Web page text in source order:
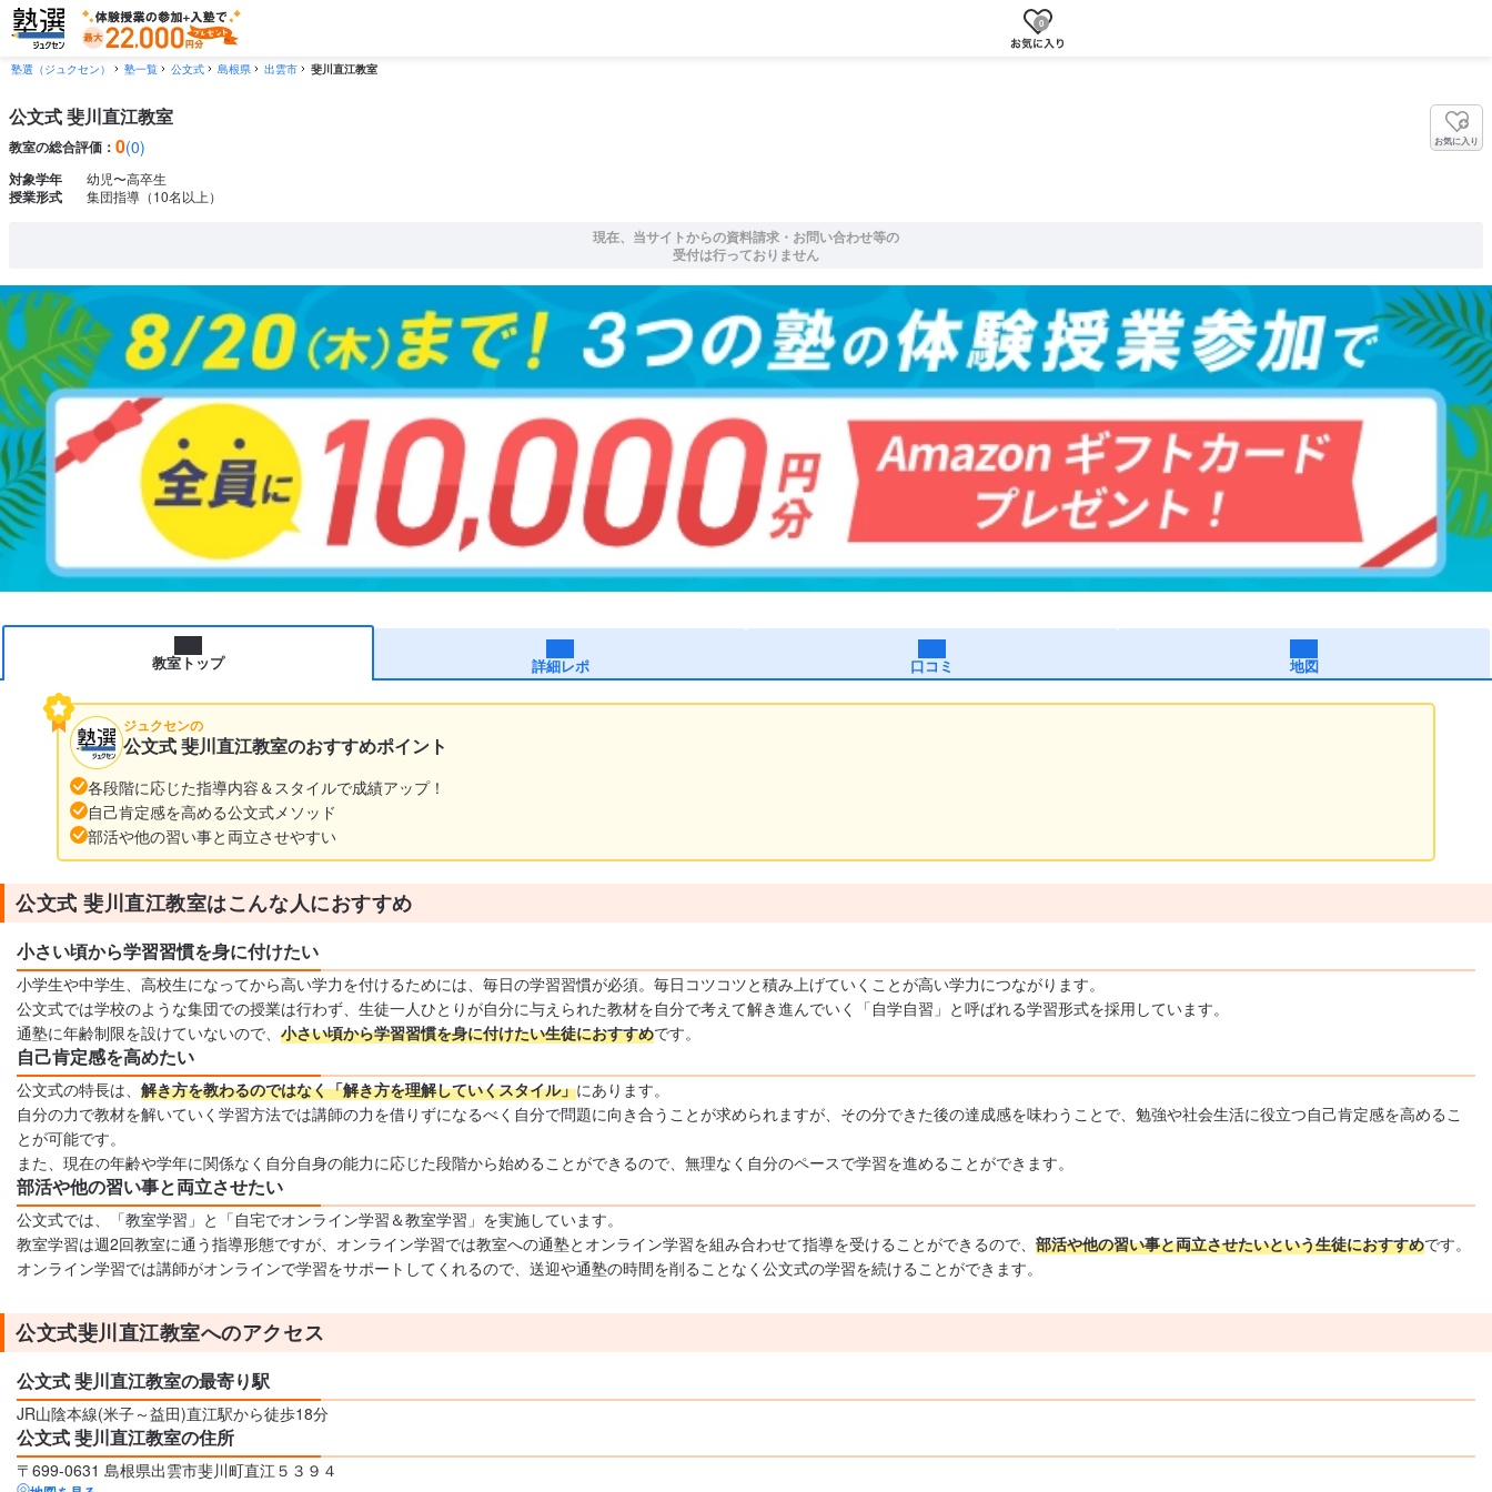
0
塾選（ジュクセン） 塾一覧 公文式 島根県 出雲市 斐川直江教室
公文式 斐川直江教室
教室の総合評価： 0(0) お気に入り
対象学年 幼児〜高卒生
授業形式 集団指導（10名以上）
現在、当サイトからの資料請求・お問い合わせ等の
受付は行っておりません
教室トップ 詳細レポ 口コミ 地図
ジュクセンの
公文式 斐川直江教室のおすすめポイント
各段階に応じた指導内容＆スタイルで成績アップ！
自己肯定感を高める公文式メソッド
部活や他の習い事と両立させやすい
公文式 斐川直江教室はこんな人におすすめ
小さい頃から学習習慣を身に付けたい
小学生や中学生、高校生になってから高い学力を付けるためには、毎日の学習習慣が必須。毎日コツコツと積み上げていくことが高い学力につながります。
公文式では学校のような集団での授業は行わず、生徒一人ひとりが自分に与えられた教材を自分で考えて解き進んでいく「自学自習」と呼ばれる学習形式を採用しています。
通塾に年齢制限を設けていないので、 小さい頃から学習習慣を身に付けたい生徒におすすめです。
自己肯定感を高めたい
公文式の特長は、 解き方を教わるのではなく「解き方を理解していくスタイル」にあります。
自分の力で教材を解いていく学習方法では講師の力を借りずになるべく自分で問題に向き合うことが求められますが、その分できた後の達成感を味わうことで、勉強や社会生活に役立つ自己肯定感を高めるこ
とが可能です。
また、現在の年齢や学年に関係なく自分自身の能力に応じた段階から始めることができるので、無理なく自分のペースで学習を進めることができます。
部活や他の習い事と両立させたい
公文式では、「教室学習」と「自宅でオンライン学習＆教室学習」を実施しています。
教室学習は週2回教室に通う指導形態ですが、オンライン学習では教室への通塾とオンライン学習を組み合わせて指導を受けることができるので、 部活や他の習い事と両立させたいという生徒におすすめです。
オンライン学習では講師がオンラインで学習をサポートしてくれるので、送迎や通塾の時間を削ることなく公文式の学習を続けることができます。
公文式斐川直江教室へのアクセス
公文式 斐川直江教室の最寄り駅
JR山陰本線(米子～益田)直江駅から徒歩18分
公文式 斐川直江教室の住所
〒699-0631 島根県出雲市斐川町直江５３９４